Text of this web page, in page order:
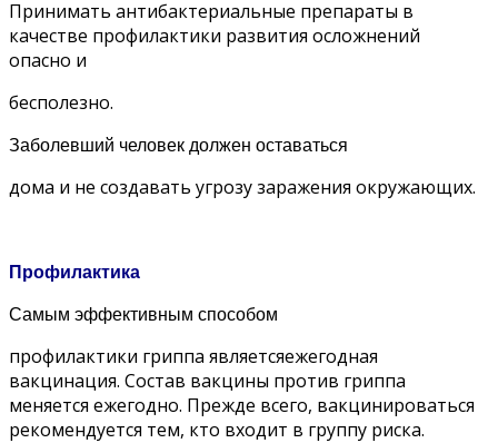
Принимать антибактериальные препараты в
качестве профилактики развития осложнений
опасно и
бесполезно.
Заболевший человек должен оставаться
дома и не создавать угрозу заражения окружающих.
Профилактика
Самым эффективным способом
профилактики гриппа являетсяежегодная
вакцинация. Состав вакцины против гриппа
меняется ежегодно. Прежде всего, вакцинироваться
рекомендуется тем, кто входит в группу риска.